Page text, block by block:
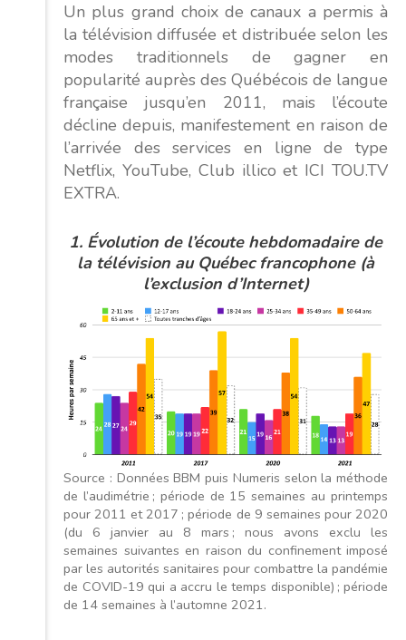
Un plus grand choix de canaux a permis à
la télévision diffusée et distribuée selon les
modes traditionnels de gagner en
popularité auprès des Québécois de langue
française jusqu’en 2011, mais l’écoute
décline depuis, manifestement en raison de
l’arrivée des services en ligne de type
Netflix, YouTube, Club illico et ICI TOU.TV
EXTRA.
1. Évolution de l’écoute hebdomadaire de
la télévision au Québec francophone (à
l’exclusion d’Internet)
Source : Données BBM puis Numeris selon la méthode
de l’audimétrie ; période de 15 semaines au printemps
pour 2011 et 2017 ; période de 9 semaines pour 2020
(du 6 janvier au 8 mars ; nous avons exclu les
semaines suivantes en raison du confinement imposé
par les autorités sanitaires pour combattre la pandémie
de COVID-19 qui a accru le temps disponible) ; période
de 14 semaines à l’automne 2021.